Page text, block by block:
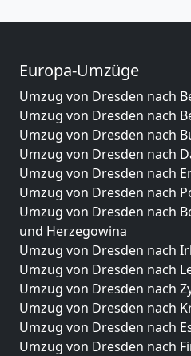
Europa-Umzüge
Umzug von Dresden nach
Umzug von Dresden nach
Umzug von Dresden nach
Umzug von Dresden nach
Umzug von Dresden nach
Umzug von Dresden nach
Umzug von Dresden nach
und Herzegowina
Umzug von Dresden nach
Umzug von Dresden nach
Umzug von Dresden nach
Umzug von Dresden nach
Umzug von Dresden nach
Umzug von Dresden nach